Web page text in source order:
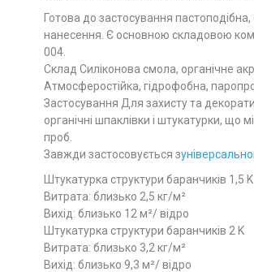
Готова до застосування
нанесення. Є основною складовою
004.
Склад Силіконова смола, органічне
Атмосферостійка, гідрофобна,
Застосування Для захисту та
органічні шпаклівки і штукатурки, що
проб.
Завжди застосовується з
Штукатурка структури баранчиків 1,5 K
Витрата: близько 2,5 кг/м²
Вихід: близько 12 м²/ відро
Штукатурка структури баранчиків 2 K
Витрата: близько 3,2 кг/м²
Вихід: близько 9,3 м²/ відро